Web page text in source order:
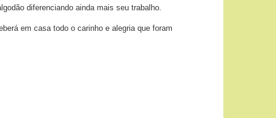
diferenciando ainda mais seu trabalho.
em casa todo o carinho e alegria que foram